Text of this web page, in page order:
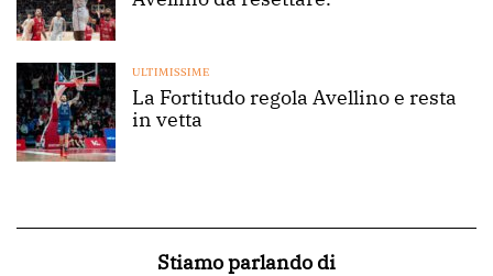
ULTIMISSIME
La Fortitudo regola Avellino e resta
in vetta
Stiamo parlando di